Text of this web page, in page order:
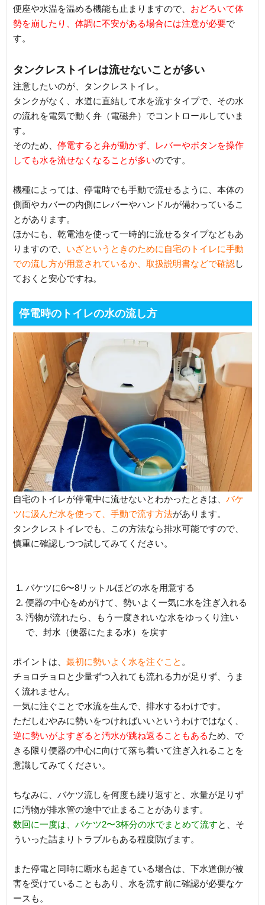
便座や水温を温める機能も止まりますので、 おどろいて体
勢を崩したり、体調に不安がある場合には注意が必要で
す。
タンクレストイレは流せないことが多い
注意したいのが、タンクレストイレ。
タンクがなく、水道に直結して水を流すタイプで、その水
の流れを電気で動く弁（電磁弁）でコントロールしていま
す。
そのため、停電すると弁が動かず、レバーやボタンを操作
しても水を流せなくなることが多いのです。
機種によっては、停電時でも手動で流せるように、本体の
側面やカバーの内側にレバーやハンドルが備わっているこ
とがあります。
ほかにも、乾電池を使って一時的に流せるタイプなどもあ
りますので、 いざというときのために自宅のトイレに手動
での流し方が用意されているか、取扱説明書などで確認し
ておくと安心ですね。
停電時のトイレの水の流し方
自宅のトイレが停電中に流せないとわかったときは、バケ
ツに汲んだ水を使って、手動で流す方法があります。
タンクレストイレでも、この方法なら排水可能ですので、
慎重に確認しつつ試してみてください。
バケツに6〜8リットルほどの水を用意する
便器の中心をめがけて、勢いよく一気に水を注ぎ入れる
汚物が流れたら、もう一度きれいな水をゆっくり注い
で、封水（便器にたまる水）を戻す
ポイントは、最初に勢いよく水を注ぐこと 。
チョロチョロと少量ずつ入れても流れる力が足りず、うま
く流れません。
一気に注ぐことで水流を生んで、排水するわけです。
ただしむやみに勢いをつければいいというわけではなく、
逆に勢いがよすぎると汚水が跳ね返ることもあるため、で
きる限り便器の中心に向けて落ち着いて注ぎ入れることを
意識してみてください。
ちなみに、バケツ流しを何度も繰り返すと、水量が足りず
に汚物が排水管の途中で止まることがあります。
数回に一度は、バケツ2〜3杯分の水でまとめて流すと、そ
ういった詰まりトラブルもある程度防げます。
また停電と同時に断水も起きている場合は、下水道側が被
害を受けていることもあり、水を流す前に確認が必要なケ
ースも。